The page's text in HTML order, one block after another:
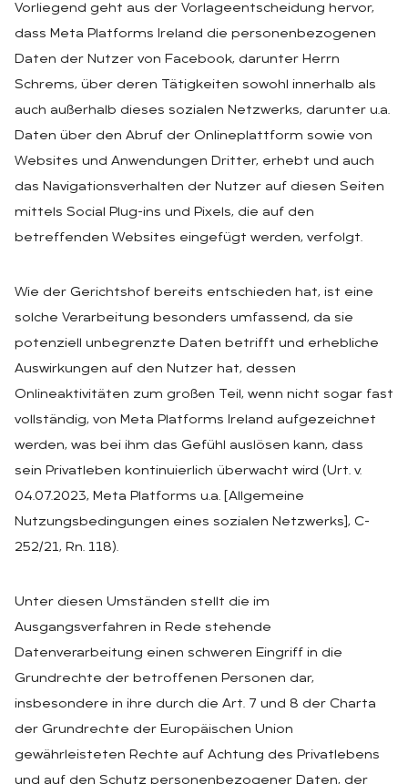
Vorliegend geht aus der Vorlageentscheidung hervor,
dass Meta Platforms Ireland die personenbezogenen
Daten der Nutzer von Facebook, darunter Herrn
Schrems, über deren Tätigkeiten sowohl innerhalb als
auch außerhalb dieses sozialen Netzwerks, darunter u.a.
Daten über den Abruf der Onlineplattform sowie von
Websites und Anwendungen Dritter, erhebt und auch
das Navigationsverhalten der Nutzer auf diesen Seiten
mittels Social Plug-ins und Pixels, die auf den
betreffenden Websites eingefügt werden, verfolgt.
Wie der Gerichtshof bereits entschieden hat, ist eine
solche Verarbeitung besonders umfassend, da sie
potenziell unbegrenzte Daten betrifft und erhebliche
Auswirkungen auf den Nutzer hat, dessen
Onlineaktivitäten zum großen Teil, wenn nicht sogar fast
vollständig, von Meta Platforms Ireland aufgezeichnet
werden, was bei ihm das Gefühl auslösen kann, dass
sein Privatleben kontinuierlich überwacht wird (Urt. v.
04.07.2023, Meta Platforms u.a. [Allgemeine
Nutzungsbedingungen eines sozialen Netzwerks], C-
252/21, Rn. 118).
Unter diesen Umständen stellt die im
Ausgangsverfahren in Rede stehende
Datenverarbeitung einen schweren Eingriff in die
Grundrechte der betroffenen Personen dar,
insbesondere in ihre durch die Art. 7 und 8 der Charta
der Grundrechte der Europäischen Union
gewährleisteten Rechte auf Achtung des Privatlebens
und auf den Schutz personenbezogener Daten, der